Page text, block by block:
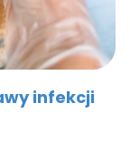
infekcji